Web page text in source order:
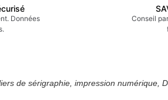
Données
Conseil
de sérigraphie, impression numérique,